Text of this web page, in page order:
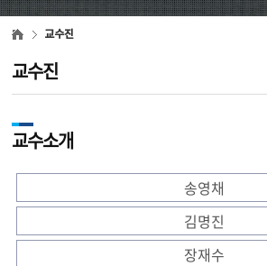
교수진
교수진
교수소개
송영채
김명진
장재수